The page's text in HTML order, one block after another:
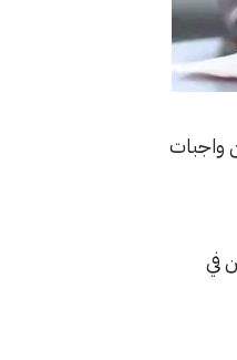
واجبات
في